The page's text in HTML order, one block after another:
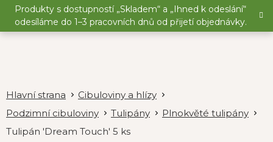
Přejít
obsah
Produkty s dostupností „Skladem“ a „Ihned k odeslání“
odesíláme do 1–3 pracovních dnů od přijetí objednávky.
Cibuloviny a hlízy
Podzimní cibuloviny
Tulipány
Plnokvěté tulipány
Tulipán 'Dream Touch' 5 ks